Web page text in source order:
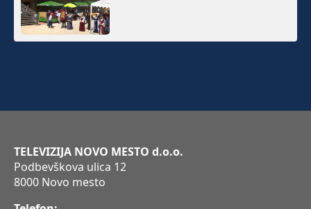
TELEVIZIJA NOVO MESTO d.o.o.
Podbevškova ulica 12
8000 Novo mesto